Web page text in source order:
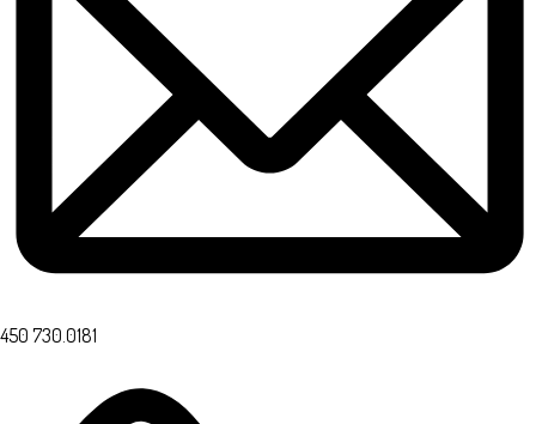
450 730.0181